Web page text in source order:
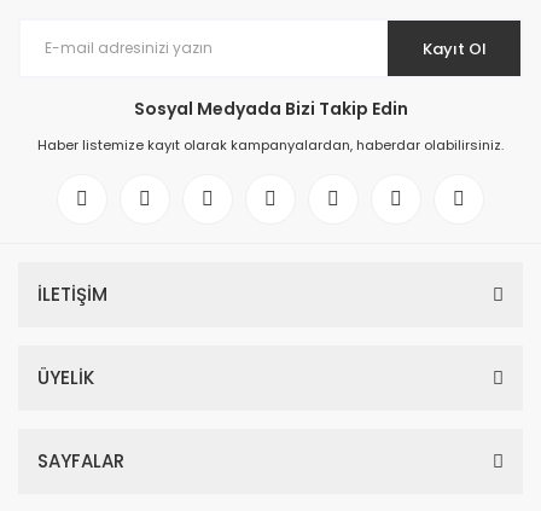
Kayıt Ol
Sosyal Medyada Bizi Takip Edin
Haber listemize kayıt olarak kampanyalardan, haberdar olabilirsiniz.
İLETİŞİM
ÜYELİK
SAYFALAR